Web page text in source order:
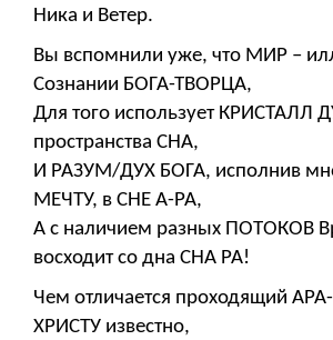
Ника и Ветер.
Вы вспомнили уже, что МИР –
Сознании БОГА-ТВОРЦА,
Для того использует КРИСТАЛЛ
пространства СНА,
И РАЗУМ/ДУХ БОГА, исполнив
МЕЧТУ, в СНЕ А-РА,
А с наличием разных ПОТОКОВ
восходит со дна СНА РА!
Чем отличается проходящий
ХРИСТУ известно,